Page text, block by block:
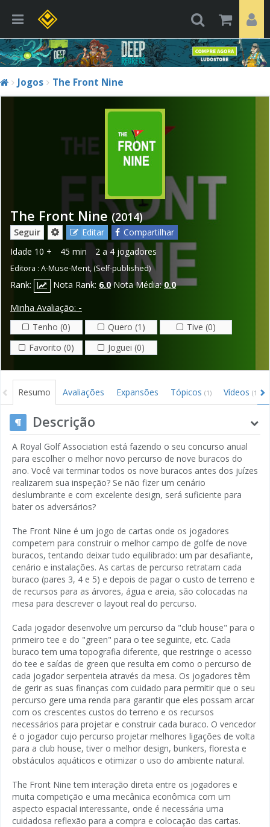
Jogos The Front Nine
The Front Nine (2014)
Seguir Editar
Compartilhar
Idade 10 + 45 min 2 a 4 jogadores
Editora : A-Muse-Ment,(Self-published)
Rank: Nota Rank: 6.0 Nota Média:0.0
Minha Avaliação: -
Tenho (0)
Quero (1)
Tive (0)
Favorito (0)
Joguei (0)
Resumo Avaliações Expansões Tópicos (1) Vídeos (1)
Descrição
A Royal Golf Association está fazendo o seu concurso anual
para escolher o melhor novo percurso de nove buracos do
ano. Você vai terminar todos os nove buracos antes dos juízes
realizarem sua inspeção? Se não fizer um cenário
deslumbrante e com excelente design, será suficiente para
bater os adversários?
The Front Nine é um jogo de cartas onde os jogadores
competem para construir o melhor campo de golfe de nove
buracos, tentando deixar tudo equilibrado: um par desafiante,
cenário e instalações. As cartas de percurso retratam cada
buraco (pares 3, 4 e 5) e depois de pagar o custo de terreno e
de recursos para as árvores, água e areia, são colocadas na
mesa para descrever o layout real do percurso.
Cada jogador desenvolve um percurso da "club house" para o
primeiro tee e do "green" para o tee seguinte, etc. Cada
buraco tem uma topografia diferente, que restringe o acesso
do tee e saídas de green que resulta em como o percurso de
cada jogador serpenteia através da mesa. Os jogadores têm
de gerir as suas finanças com cuidado para permitir que o seu
percurso gere uma renda para garantir que eles possam arcar
com os crescentes custos do terreno e os recursos
necessários para projetar e construir cada buraco. O vencedor
é o jogador cujo percurso projetar melhores ligações de volta
para a club house, tiver o melhor design, bunkers, floresta e
obstáculos aquáticos e otimizar o uso do ambiente natural.
The Front Nine tem interação direta entre os jogadores e
muita competição e uma mecânica econômica com um
aspecto espacial interessante, onde é necessária uma
cuidadosa reflexão para a compra e colocação das cartas.